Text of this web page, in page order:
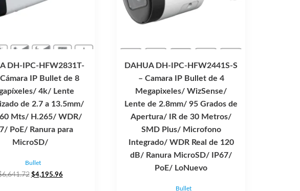
DH-IPC-HFW2831T-
IP Bullet de 8
4k/ Lente
de 2.7 a 13.5mm/
60 Mts/ H.265/ WDR/
PoE/ Ranura para
MicroSD/
Bullet
6,641.72 El
$4,195.96El
DAHUA DH-IPC-HFW2441S-S
– Camara IP Bullet de 4
Megapixeles/ WizSense/
Lente de 2.8mm/ 95 Grados de
Apertura/ IR de 30 Metros/
SMD Plus/ Microfono
Integrado/ WDR Real de 120
dB/ Ranura MicroSD/ IP67/
PoE/ LoNuevo
Bullet